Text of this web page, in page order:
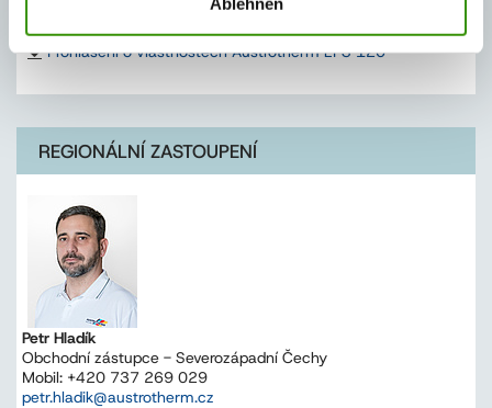
Prohlášení o vlastnostech Austrotherm EPS 120
REGIONÁLNÍ ZASTOUPENÍ
Petr Hladík
Obchodní zástupce - Severozápadní Čechy
Mobil: +420 737 269 029
petr.hladik@austrotherm.cz